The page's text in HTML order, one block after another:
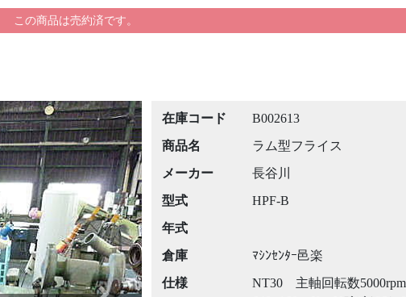
この商品は売約済です。
在庫コード
B002613
商品名
ラム型フライス
メーカー
長谷川
型式
HPF-B
年式
倉庫
ﾏｼﾝｾﾝﾀｰ邑楽
仕様
NT30 主軸回転数